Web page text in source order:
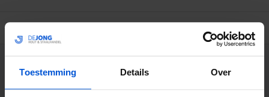
Toestemming Details Over
BESCHRIJVING
WIJ HELPEN JE GRAAG